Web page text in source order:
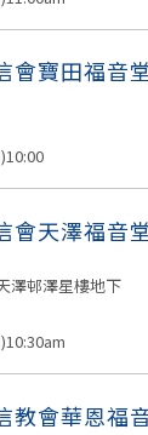
會寶田福音
會天澤福音
澤邨澤星樓地下
教會華恩福